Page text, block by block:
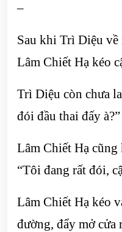
–
Sau khi Trì Diệu về
Lâm Chiết Hạ kéo
Trì Diệu còn chưa
đói đầu thai đấy à?”
Lâm Chiết Hạ cũng
“Tôi đang rất đói,
Lâm Chiết Hạ kéo
đường, đẩy mở